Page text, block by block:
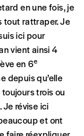
en
la
sur le
de
de
en une fois, je
tout rattraper. Je
ici pour
vient ainsi 4
en 6e
depuis qu’elle
toujours trois ou
Je révise ici
et ont